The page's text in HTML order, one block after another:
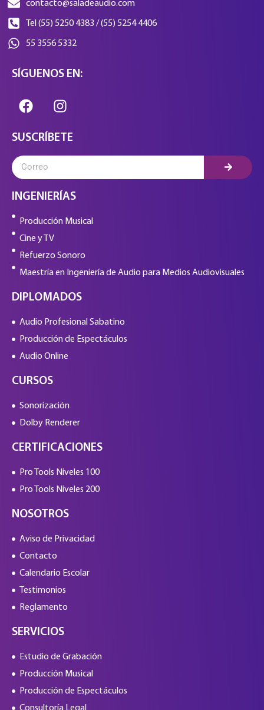
contacto@saladeaudio.com
Tel (55) 5250 4383 / (55) 5254 4406
55 3556 5332
SÍGUENOS EN:
SUSCRÍBETE
INGENIERÍAS
Producción Musical
Cine y TV
Refuerzo Sonoro
Maestría en Ingeniería de Audio para Medios Audiovisuales
DIPLOMADOS
Audio Profesional Sabatino
Producción de Espectáculos
Audio Online
CURSOS
Sonorización
Dolby Renderer
CERTIFICACIONES
Pro Tools Niveles 100
Pro Tools Niveles 200
NOSOTROS
Aviso de Privacidad
Contacto
Calendario Escolar
Testimonios
Reglamento
SERVICIOS
Estudio de Grabación
Producción Musical
Producción de Espectáculos
Consultoría Legal